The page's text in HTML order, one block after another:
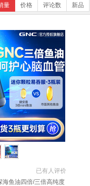
量 价格 评论数 新品
已有人评价
海鱼油四倍/三倍高纯度